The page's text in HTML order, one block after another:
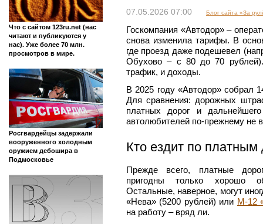
Что с сайтом 123ru.net (нас
читают и публикуются у
нас). Уже более 70 млн.
просмотров в мире.
Росгвардейцы задержали
вооруженного холодным
оружием дебошира в
Подмосковье
07.05.2026 07:00 Блог сайта «За
Госкомпания «Автодор» –
снова изменила тарифы. В
где проезд даже подешевел
Обухово – с 80 до 70
трафик, и доходы.
В 2025 году «Автодор» собрал
Для сравнения: дорожных
платных дорог и
автолюбителей по-прежнему не
Кто ездит по платным
Прежде всего, платные
пригодны только хорошо
Остальные, наверное, могут
«Нева» (5200 рублей) или М‑12
на работу – вряд ли.